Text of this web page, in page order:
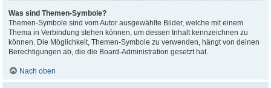
Was sind Themen-Symbole?
Themen-Symbole sind vom Autor ausgewählte Bilder, welche mit einem
Thema in Verbindung stehen können, um dessen Inhalt kennzeichnen zu
können. Die Möglichkeit, Themen-Symbole zu verwenden, hängt von deinen
Berechtigungen ab, die die Board-Administration gesetzt hat.
Nach oben